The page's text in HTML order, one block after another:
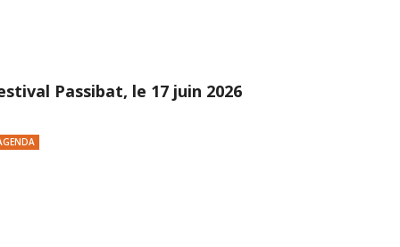
Passibat, le 17 juin 2026